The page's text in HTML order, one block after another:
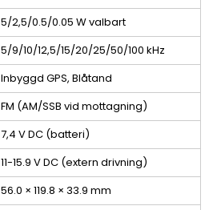
5/2,5/0.5/0.05 W valbart
5/9/10/12,5/15/20/25/50/100 kHz
Inbyggd GPS, Blåtand
FM (AM/SSB vid mottagning)
7,4 V DC (batteri)
11-15.9 V DC (extern drivning)
56.0 × 119.8 × 33.9 mm